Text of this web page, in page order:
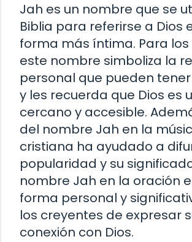
Jah es un nombre que se
Biblia para referirse a Dios
forma más íntima. Para los
este nombre simboliza la
personal que pueden tener
y les recuerda que Dios es
cercano y accesible.
del nombre Jah en la
cristiana ha ayudado a
popularidad y su
nombre Jah en la oración
forma personal y
los creyentes de expresar
conexión con Dios.